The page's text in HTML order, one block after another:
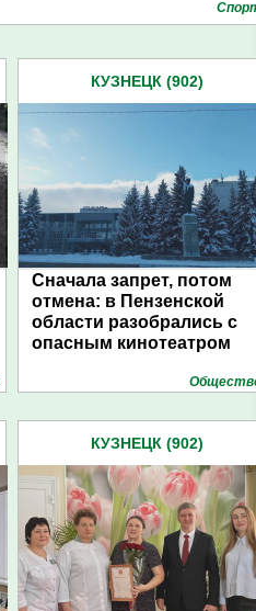
КУЗНЕЦК (902)
Сначала запрет, потом
отмена: в Пензенской
области разобрались с
опасным кинотеатром
КУЗНЕЦК (902)